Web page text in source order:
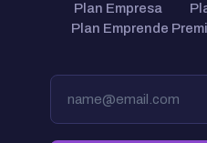
Plan Empresa
Plan Emprende